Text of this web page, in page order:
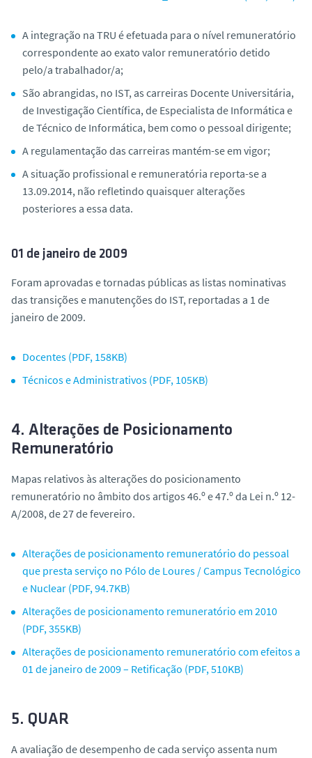
A integração na TRU é efetuada para o nível remuneratório
correspondente ao exato valor remuneratório detido
pelo/a trabalhador/a;
São abrangidas, no IST, as carreiras Docente Universitária,
de Investigação Científica, de Especialista de Informática e
de Técnico de Informática, bem como o pessoal dirigente;
A regulamentação das carreiras mantém-se em vigor;
A situação profissional e remuneratória reporta-se a
13.09.2014, não refletindo quaisquer alterações
posteriores a essa data.
01 de janeiro de 2009
Foram aprovadas e tornadas públicas as listas nominativas
das transições e manutenções do IST, reportadas a 1 de
janeiro de 2009.
Docentes (PDF, 158KB)
Técnicos e Administrativos (PDF, 105KB)
4. Alterações de Posicionamento
Remuneratório
Mapas relativos às alterações do posicionamento
remuneratório no âmbito dos artigos 46.º e 47.º da Lei n.º 12-
A/2008, de 27 de fevereiro.
Alterações de posicionamento remuneratório do pessoal
que presta serviço no Pólo de Loures / Campus Tecnológico
e Nuclear (PDF, 94.7KB)
Alterações de posicionamento remuneratório em 2010
(PDF, 355KB)
Alterações de posicionamento remuneratório com efeitos a
01 de janeiro de 2009 – Retificação (PDF, 510KB)
5. QUAR
A avaliação de desempenho de cada serviço assenta num